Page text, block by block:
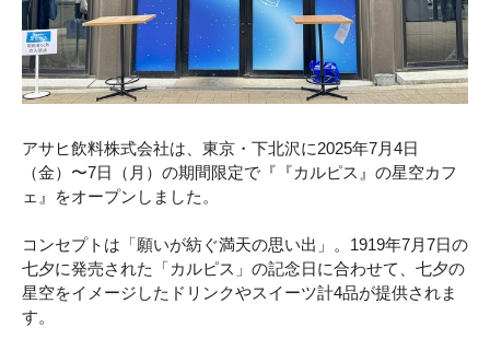
アサヒ飲料株式会社は、東京・下北沢に2025年7月4日
（金）〜7日（月）の期間限定で『『カルピス』の星空カフ
ェ』をオープンしました。
コンセプトは「願いが紡ぐ満天の思い出」。1919年7月7日の
七夕に発売された「カルピス」の記念日に合わせて、七夕の
星空をイメージしたドリンクやスイーツ計4品が提供されま
す。